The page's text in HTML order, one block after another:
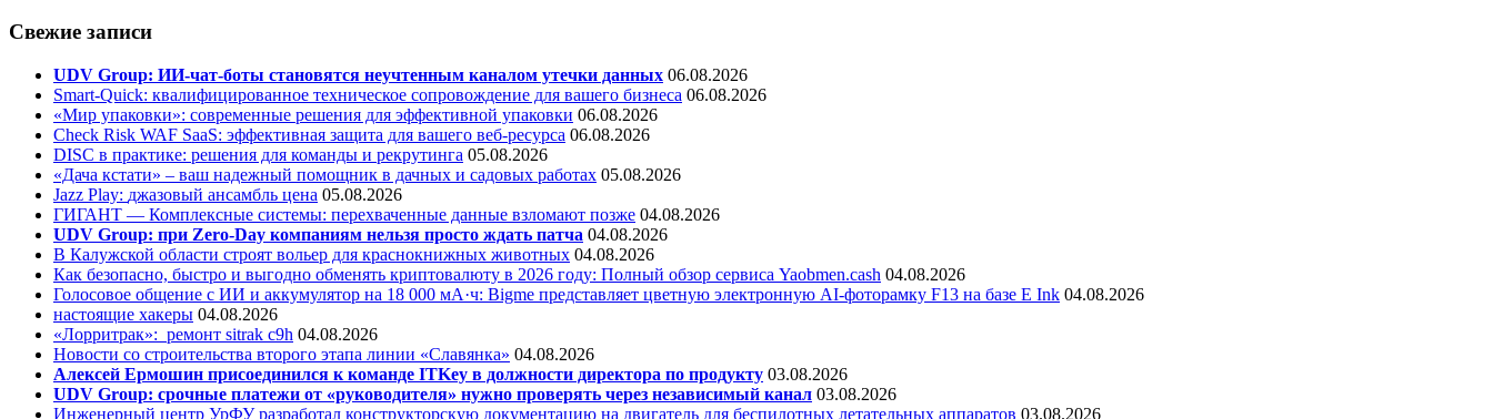
Свежие записи
UDV Group: ИИ-чат-боты становятся неучтенным каналом утечки данных 06.08.2026
Smart-Quick: квалифицированное техническое сопровождение для вашего бизнеса 06.08.2026
«Мир упаковки»: современные решения для эффективной упаковки 06.08.2026
Check Risk WAF SaaS: эффективная защита для вашего веб-ресурса 06.08.2026
DISC в практике: решения для команды и рекрутинга 05.08.2026
«Дача кстати» – ваш надежный помощник в дачных и садовых работах 05.08.2026
Jazz Play: джазовый ансамбль цена 05.08.2026
ГИГАНТ — Комплексные системы: перехваченные данные взломают позже 04.08.2026
UDV Group: при Zero-Day компаниям нельзя просто ждать патча 04.08.2026
В Калужской области строят вольер для краснокнижных животных 04.08.2026
Как безопасно, быстро и выгодно обменять криптовалюту в 2026 году: Полный обзор сервиса Yaobmen.cash 04.08.2026
Голосовое общение с ИИ и аккумулятор на 18 000 мА·ч: Bigme представляет цветную электронную AI-фоторамку F13 на базе E Ink 04.08.2026
настоящие хакеры 04.08.2026
«Лорритрак»: ремонт sitrak c9h 04.08.2026
Новости со строительства второго этапа линии «Славянка» 04.08.2026
Алексей Ермошин присоединился к команде ITKey в должности директора по продукту 03.08.2026
UDV Group: срочные платежи от «руководителя» нужно проверять через независимый канал 03.08.2026
Инженерный центр УрФУ разработал конструкторскую документацию на двигатель для беспилотных летательных аппаратов 03.08.2026